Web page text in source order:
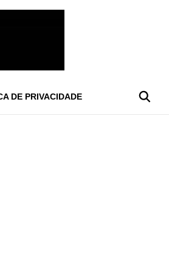
DE PRIVACIDADE